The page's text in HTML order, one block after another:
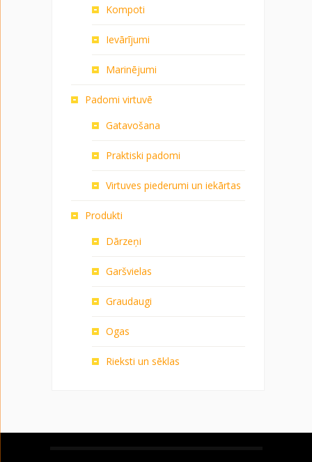
Kompoti
Ievārījumi
Marinējumi
Padomi virtuvē
Gatavošana
Praktiski padomi
Virtuves piederumi un iekārtas
Produkti
Dārzeņi
Garšvielas
Graudaugi
Ogas
Rieksti un sēklas